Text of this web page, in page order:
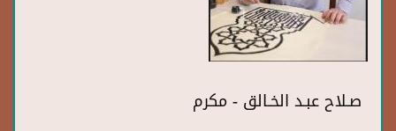
صـلاح عبـد الخـالق - مكرم